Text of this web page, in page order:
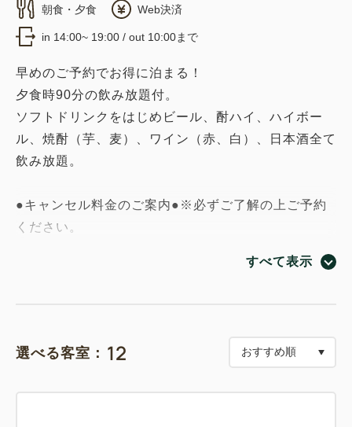
朝食・夕食 Web決済
in 14:00~ 19:00 / out 10:00まで
早めのご予約でお得に泊まる！
夕食時90分の飲み放題付。
ソフトドリンクをはじめビール、酎ハイ、ハイボー
ル、焼酎（芋、麦）、ワイン（赤、白）、日本酒全て
飲み放題。
●キャンセル料金のご案内●※必ずご了解の上ご予約
ください。
・14～8日前までのお取消 宿泊料金の80％
・宿泊日60日前を過ぎてからの人数変更、日程変更
は通常プランの料金が適用されます。
すべて表示
選べる客室： 12